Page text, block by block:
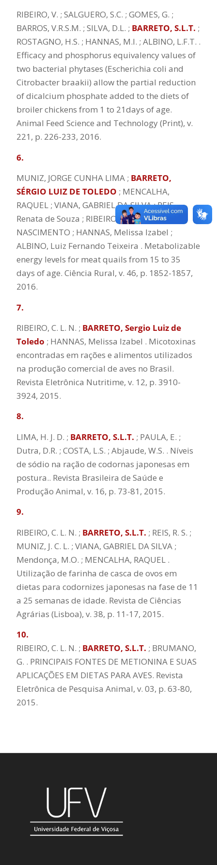
RIBEIRO, V. ; SALGUERO, S.C. ; GOMES, G. ;
BARROS, V.R.S.M. ; SILVA, D.L. ; BARRETO, S.L.T. ;
ROSTAGNO, H.S. ; HANNAS, M.I. ; ALBINO, L.F.T. .
Efficacy and phosphorus equivalency values of
two bacterial phytases (Escherichia coli and
Citrobacter braakii) allow the partial reduction
of dicalcium phosphate added to the diets of
broiler chickens from 1 to 21days of age.
Animal Feed Science and Technology (Print), v.
221, p. 226-233, 2016.
6.
MUNIZ, JORGE CUNHA LIMA ; BARRETO,
SÉRGIO LUIZ DE TOLEDO ; MENCALHA,
RAQUEL ; VIANA, GABRIEL DA SILVA ; REIS,
Renata de Souza ; RIBEIRO, CLEVERSON LUÍS
NASCIMENTO ; HANNAS, Melissa Izabel ;
ALBINO, Luiz Fernando Teixeira . Metabolizable
energy levels for meat quails from 15 to 35
days of age. Ciência Rural, v. 46, p. 1852-1857,
2016.
7.
RIBEIRO, C. L. N. ; BARRETO, Sergio Luiz de
Toledo ; HANNAS, Melissa Izabel . Micotoxinas
encontradas em rações e alimentos utilizados
na produção comercial de aves no Brasil.
Revista Eletrônica Nutritime, v. 12, p. 3910-
3924, 2015.
8.
LIMA, H. J. D. ; BARRETO, S.L.T. ; PAULA, E. ;
Dutra, D.R. ; COSTA, L.S. ; Abjaude, W.S. . Níveis
de sódio na ração de codornas japonesas em
postura.. Revista Brasileira de Saúde e
Produção Animal, v. 16, p. 73-81, 2015.
9.
RIBEIRO, C. L. N. ; BARRETO, S.L.T. ; REIS, R. S. ;
MUNIZ, J. C. L. ; VIANA, GABRIEL DA SILVA ;
Mendonça, M.O. ; MENCALHA, RAQUEL .
Utilização de farinha de casca de ovos em
dietas para codornizes japonesas na fase de 11
a 25 semanas de idade. Revista de Ciências
Agrárias (Lisboa), v. 38, p. 11-17, 2015.
10.
RIBEIRO, C. L. N. ; BARRETO, S.L.T. ; BRUMANO,
G. . PRINCIPAIS FONTES DE METIONINA E SUAS
APLICAÇÕES EM DIETAS PARA AVES. Revista
Eletrônica de Pesquisa Animal, v. 03, p. 63-80,
2015.